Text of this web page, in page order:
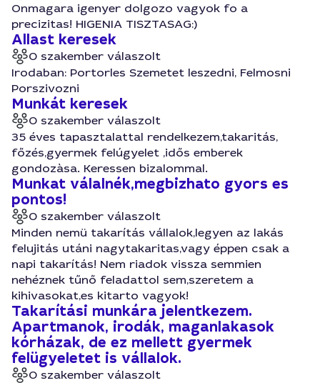
Onmagara igenyer dolgozo vagyok fo a
precizitas! HIGENIA TISZTASAG:)
Allast keresek
0 szakember válaszolt
Irodaban: Portorles Szemetet leszedni, Felmosni
Porszivozni
Munkát keresek
0 szakember válaszolt
35 éves tapasztalattal rendelkezem,takaritás,
főzés,gyermek felúgyelet ,idős emberek
gondozàsa. Keressen bizalommal.
Munkat válalnék,megbizhato gyors es
pontos!
0 szakember válaszolt
Minden nemü takarítás vállalok,legyen az lakás
felujitás utáni nagytakaritas,vagy éppen csak a
napi takarítás! Nem riadok vissza semmien
nehéznek tűnő feladattol sem,szeretem a
kihivasokat,es kitarto vagyok!
Takarítási munkára jelentkezem.
Apartmanok, irodák, maganlakasok
kórházak, de ez mellett gyermek
felügyeletet is vállalok.
0 szakember válaszolt